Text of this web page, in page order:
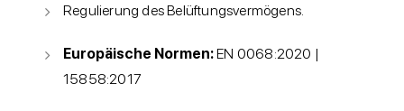
Regulierung des Belüftungsvermögens.
Europäische Normen:EN 0068:2020 |
15858:2017